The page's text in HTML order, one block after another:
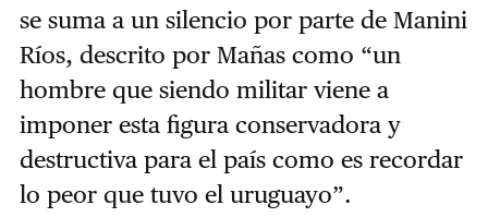
se suma a un silencio por parte de Manini
Ríos, descrito por Mañas como “un
hombre que siendo militar viene a
imponer esta figura conservadora y
destructiva para el país como es recordar
lo peor que tuvo el uruguayo”.